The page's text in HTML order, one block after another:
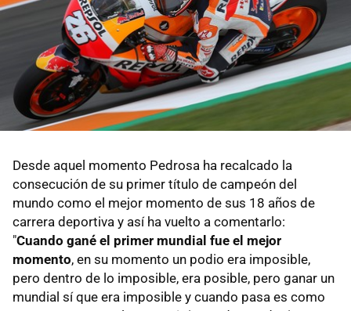
Desde aquel momento Pedrosa ha recalcado la
consecución de su primer título de campeón del
mundo como el mejor momento de sus 18 años de
carrera deportiva y así ha vuelto a comentarlo:
"Cuando gané el primer mundial fue el mejor
momento, en su momento un podio era imposible,
pero dentro de lo imposible, era posible, pero ganar un
mundial sí que era imposible y cuando pasa es como